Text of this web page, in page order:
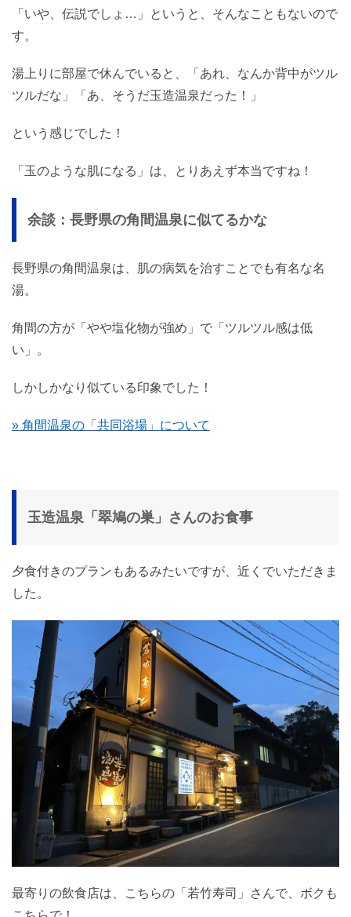
「いや、伝説でしょ…」というと、そんなこともないので
す。
湯上りに部屋で休んでいると、「あれ、なんか背中がツル
ツルだな」「あ、そうだ玉造温泉だった！」
という感じでした！
「玉のような肌になる」は、とりあえず本当ですね！
余談：長野県の角間温泉に似てるかな
長野県の角間温泉は、肌の病気を治すことでも有名な名
湯。
角間の方が「やや塩化物が強め」で「ツルツル感は低
い」。
しかしかなり似ている印象でした！
» 角間温泉の「共同浴場」について
玉造温泉「翠鳩の巣」さんのお食事
夕食付きのプランもあるみたいですが、近くでいただきま
した。
最寄りの飲食店は、こちらの「若竹寿司」さんで、ボクも